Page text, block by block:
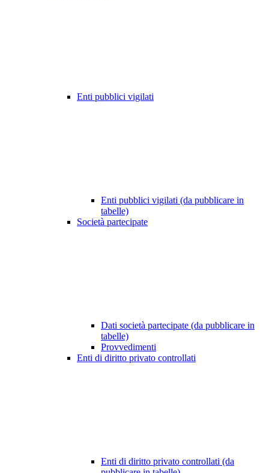
Enti pubblici vigilati
Enti pubblici vigilati (da pubblicare in
tabelle)
Società partecipate
Dati società partecipate (da pubblicare in
tabelle)
Provvedimenti
Enti di diritto privato controllati
Enti di diritto privato controllati (da